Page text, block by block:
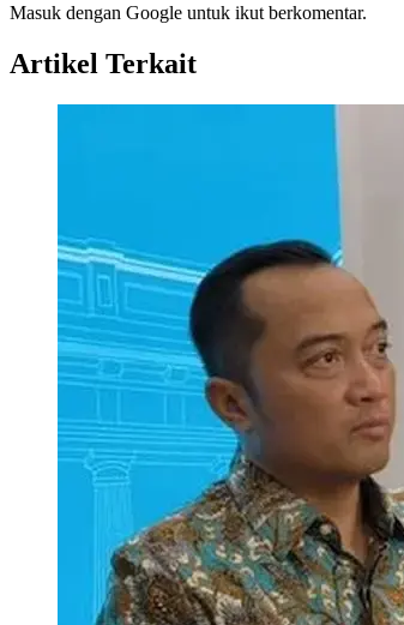
Masuk dengan Google untuk ikut berkomentar.
Artikel Terkait